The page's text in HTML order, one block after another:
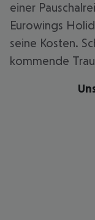
einer
Eurowings
seine Kosten.
kommende